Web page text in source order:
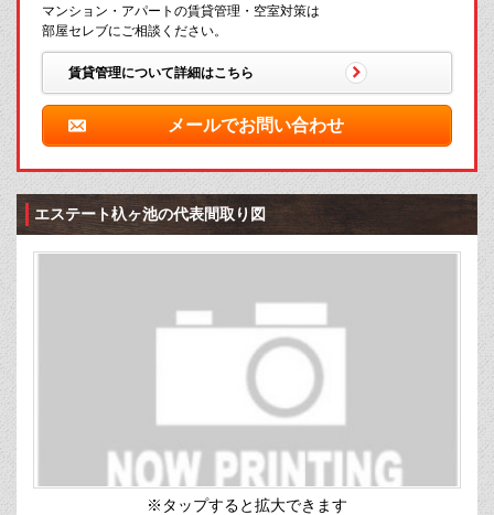
マンション・アパートの賃貸管理・空室対策は
部屋セレブにご相談ください。
賃貸管理について詳細はこちら
メールでお問い合わせ
エステート杁ヶ池の代表間取り図
※タップすると拡大できます